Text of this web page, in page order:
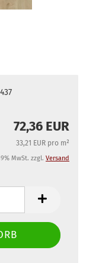
72,36 EUR
33,21 EUR pro m²
MwSt. zzgl. Versand